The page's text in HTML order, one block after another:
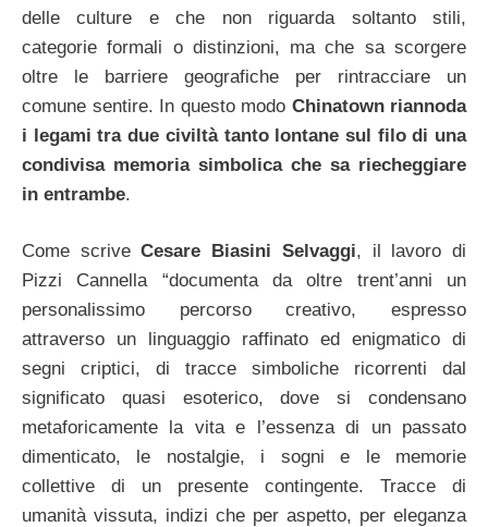
delle culture e che non riguarda soltanto stili,
categorie formali o distinzioni, ma che sa scorgere
oltre le barriere geografiche per rintracciare un
comune sentire. In questo modo Chinatown riannoda
i legami tra due civiltà tanto lontane sul filo di una
condivisa memoria simbolica che sa riecheggiare
in entrambe.
Come scriveCesare Biasini Selvaggi, il lavoro di
Pizzi Cannella “documenta da oltre trent’anni un
personalissimo percorso creativo, espresso
attraverso un linguaggio raffinato ed enigmatico di
segni criptici, di tracce simboliche ricorrenti dal
significato quasi esoterico, dove si condensano
metaforicamente la vita e l’essenza di un passato
dimenticato, le nostalgie, i sogni e le memorie
collettive di un presente contingente. Tracce di
umanità vissuta, indizi che per aspetto, per eleganza